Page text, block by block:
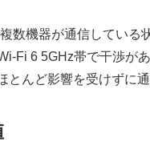
数機器が通信している
Fi 6 5GHz帯で干渉
とんど影響を受けずに